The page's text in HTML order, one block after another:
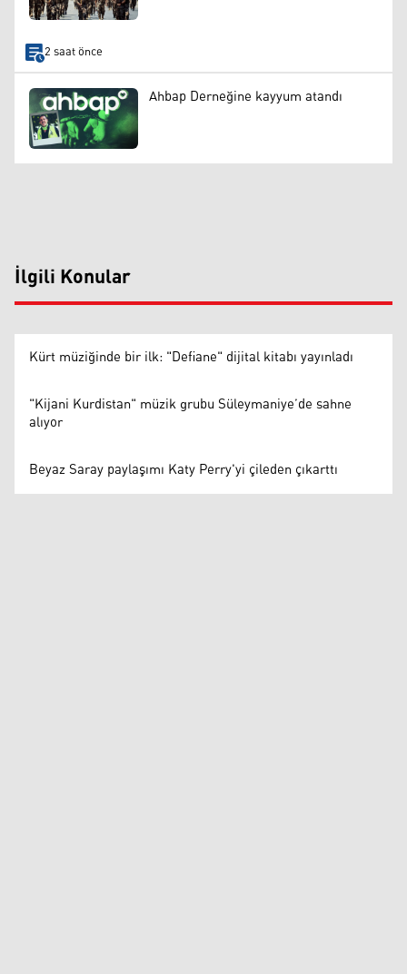
2 saat önce
Ahbap Derneğine kayyum atandı
İlgili Konular
Kürt müziğinde bir ilk: "Defiane" dijital kitabı yayınladı
"Kijani Kurdistan" müzik grubu Süleymaniye’de sahne
alıyor
Beyaz Saray paylaşımı Katy Perry'yi çileden çıkarttı